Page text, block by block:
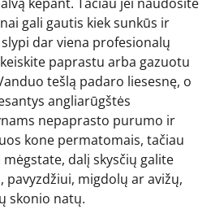
gali gautis kiek sunkūs ir
dar viena profesionalų
paprastu arba gazuotu
tešlą padaro liesesnę, o
angliarūgštės
nepaprasto purumo ir
kone permatomais, tačiau
dalį skysčių galite
pavyzdžiui, migdolų ar avižų,
skonio natų.